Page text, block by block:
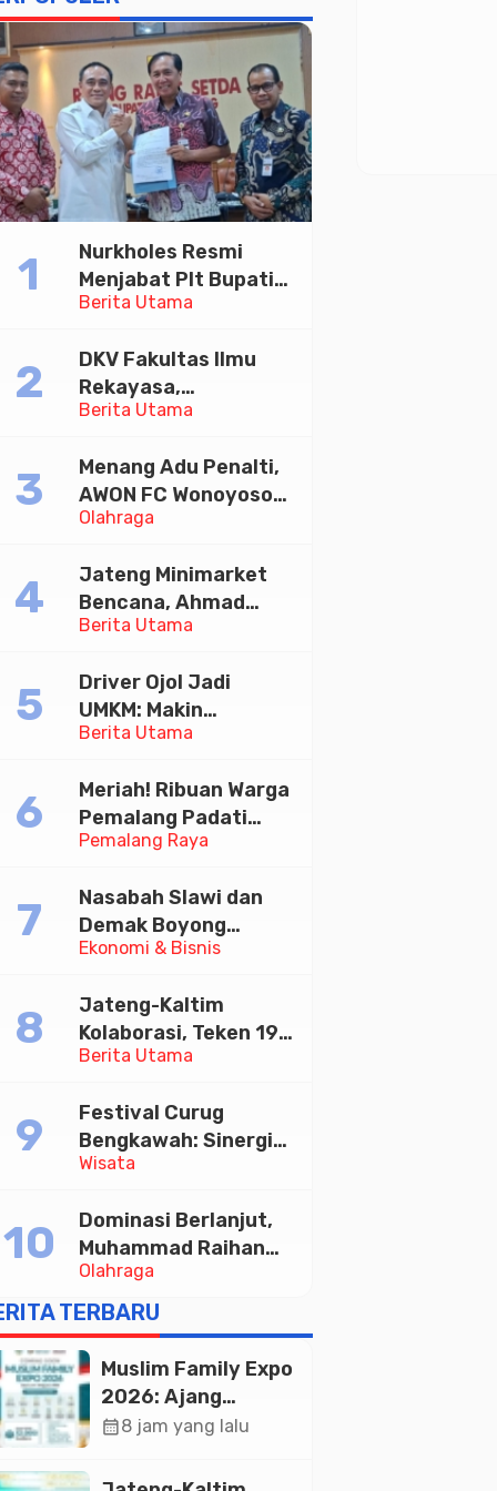
Berita Utama
Nurkholes Resmi
Menjabat Plt Bupati
Pemalang
Berita Utama
DKV Fakultas Ilmu
Rekayasa,
Universitas
Diskusi Desain
Olahraga
Menang Adu Penalti,
AWON FC Wonoyoso
Juara Bhayangkara
Berita Utama
Jateng Minimarket
Bencana, Ahmad
Luthfi Minta PMI Jadi
Berita Utama
Driver Ojol Jadi
UMKM: Makin
Sejahtera atau
Diskusi Paramadina
Pemalang Raya
Meriah! Ribuan Warga
Pemalang Padati
Kirab Festival Kamir
Ekonomi & Bisnis
Nasabah Slawi dan
Demak Boyong
Toyota Innova Zenix
Tabungan Bima Bank
Jateng
Berita Utama
Jateng-Kaltim
Kolaborasi, Teken 19
Kerja Sama Ekonomi
Wisata
Festival Curug
Bengkawah: Sinergi
Desa Sikasur dan
Memajukan Wisata
serta UMKM Lokal
Olahraga
Dominasi Berlanjut,
Muhammad Raihan
Fadila Sabet Emas
Kyorugi di Asian
Taekwondo Indonesia
Open 2026
TERBARU
Muslim Family Expo
2026: Ajang
Silaturahim dan
Ekonomi Halal di
calendar_month8 jam yang lalu